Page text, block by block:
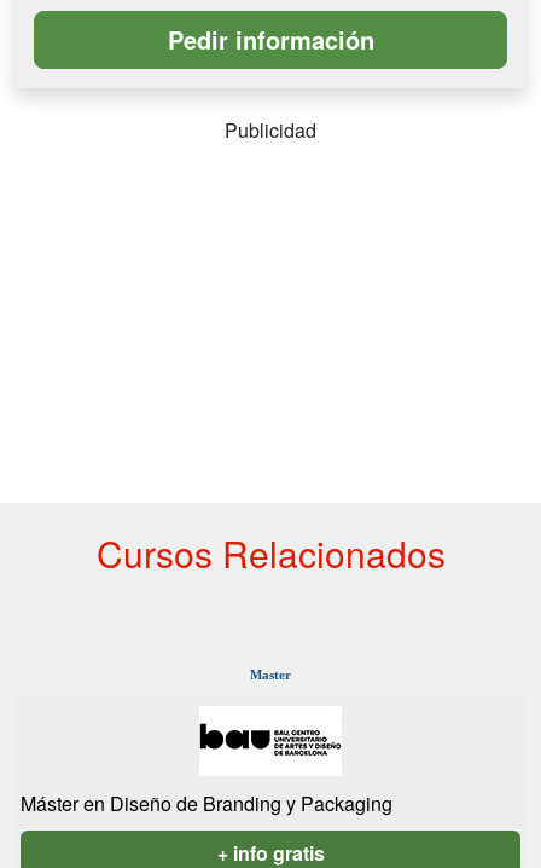
Publicidad
Cursos Relacionados
Master
Máster en Diseño de Branding y Packaging
+ info gratis